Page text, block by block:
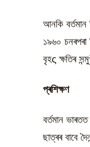
আনকি বৰ্তমান
১৯৬০
বৃহς ক্ষতিৰ
প্ৰশিক্ষণ
বৰ্তমান
ছাত্ৰৰ বাবে